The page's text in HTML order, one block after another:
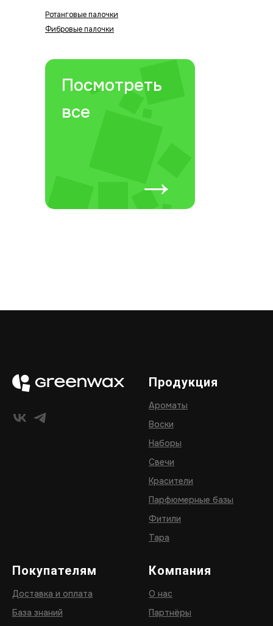
Ротанговые палочки
Фибровые палочки
Посмотреть
все
→
Продукция
Ароматы
Воски
Наборы
Свечи
Красители
Парфюмерные базы
Фитили
Тара
Покупателям
Доставка и оплата
База знаний
Компания
О нас
Партнёры